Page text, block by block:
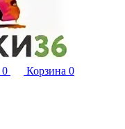
0 Корзина 0